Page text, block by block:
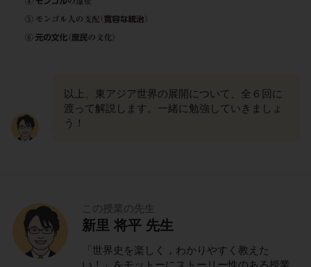
以上、東アジア世界の展開について、全６回に
渡って解説します。一緒に勉強していきましょ
う！
この授業の先生
新里 将平 先生
「世界史を楽しく，わかりやすく教えた